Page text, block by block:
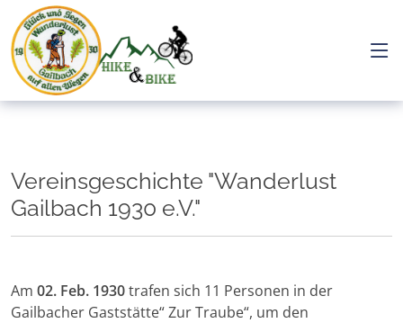
Vereinsgeschichte "Wanderlust
Gailbach 1930 e.V."
Am 02. Feb. 1930trafen sich 11 Personen in der
Gailbacher Gaststätte“ Zur Traube“, um den